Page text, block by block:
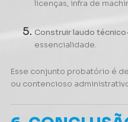
licenças, infra de
Construir laudo
essencialidade.
Esse conjunto probatório é
ou contencioso